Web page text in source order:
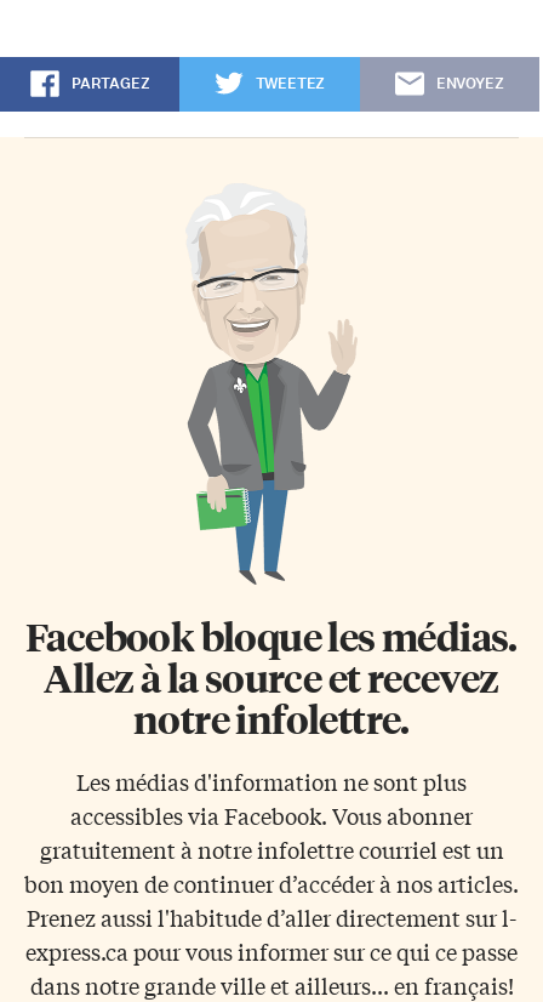
PARTAGEZ TWEETEZ ENVOYEZ
Facebook bloque les médias.
Allez à la source et recevez
notre infolettre.
Les médias d'information ne sont plus
accessibles via Facebook. Vous abonner
gratuitement à notre infolettre courriel est un
bon moyen de continuer d’accéder à nos articles.
Prenez aussi l'habitude d’aller directement sur l-
express.ca pour vous informer sur ce qui ce passe
dans notre grande ville et ailleurs... en français!